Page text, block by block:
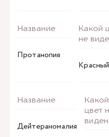
Протанопия
Красный
Дейтераномалия